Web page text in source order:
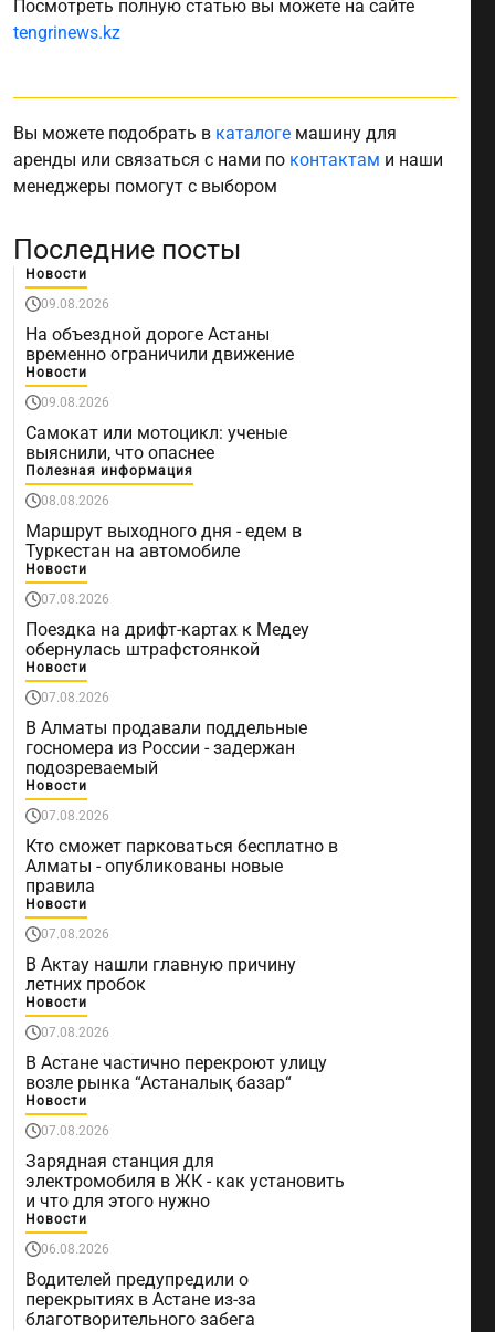
Посмотреть полную статью вы можете на сайте
tengrinews.kz
Вы можете подобрать в каталоге машину для
аренды или связаться с нами по контактам и наши
менеджеры помогут с выбором
Последние посты
Новости
09.08.2026
На объездной дороге Астаны
временно ограничили движение
Новости
09.08.2026
Самокат или мотоцикл: ученые
выяснили, что опаснее
Полезная информация
08.08.2026
Маршрут выходного дня - едем в
Туркестан на автомобиле
Новости
07.08.2026
Поездка на дрифт-картах к Медеу
обернулась штрафстоянкой
Новости
07.08.2026
В Алматы продавали поддельные
госномера из России - задержан
подозреваемый
Новости
07.08.2026
Кто сможет парковаться бесплатно в
Алматы - опубликованы новые
правила
Новости
07.08.2026
В Актау нашли главную причину
летних пробок
Новости
07.08.2026
В Астане частично перекроют улицу
возле рынка “Астаналық базар“
Новости
07.08.2026
Зарядная станция для
электромобиля в ЖК - как установить
и что для этого нужно
Новости
06.08.2026
Водителей предупредили о
перекрытиях в Астане из-за
благотворительного забега